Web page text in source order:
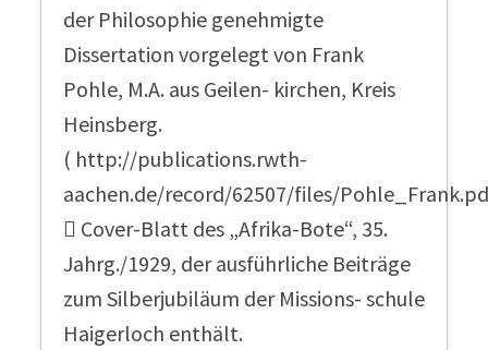
der Philosophie genehmigte
Dissertation vorgelegt von Frank
Pohle, M.A. aus Geilen- kirchen, Kreis
Heinsberg.
( http://publications.rwth-
aachen.de/record/62507/files/
 Cover-Blatt des „Afrika-Bote“, 35.
Jahrg./1929, der ausführliche Beiträge
zum Silberjubiläum der Missions- schule
Haigerloch enthält.